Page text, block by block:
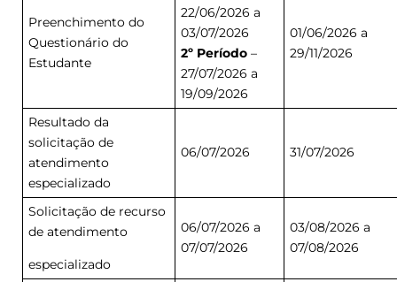
Preenchimento do
Questionário do
Estudante
22/06/2026 a
03/07/2026
2º Período –
27/07/2026 a
19/09/2026
01/06/2026 a
29/11/2026
Resultado da
solicitação de
atendimento
especializado
06/07/2026 31/07/2026
Solicitação de recurso
de atendimento
especializado
06/07/2026 a
07/07/2026
03/08/2026 a
07/08/2026